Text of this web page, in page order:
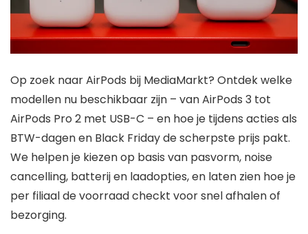
Op zoek naar AirPods bij MediaMarkt? Ontdek welke
modellen nu beschikbaar zijn – van AirPods 3 tot
AirPods Pro 2 met USB-C – en hoe je tijdens acties als
BTW-dagen en Black Friday de scherpste prijs pakt.
We helpen je kiezen op basis van pasvorm, noise
cancelling, batterij en laadopties, en laten zien hoe je
per filiaal de voorraad checkt voor snel afhalen of
bezorging.